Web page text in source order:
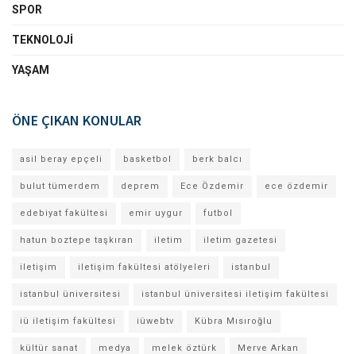
SPOR
TEKNOLOJI
YAŞAM
ÖNE ÇIKAN KONULAR
asil beray epçeli basketbol berk balcı
bulut tümerdem deprem Ece Özdemir ece özdemir
edebiyat fakültesi emir uygur futbol
hatun boztepe taşkıran iletim iletim gazetesi
iletişim iletişim fakültesi atölyeleri istanbul
istanbul üniversitesi istanbul üniversitesi iletişim fakültesi
iü iletişim fakültesi iüwebtv Kübra Mısıroğlu
kültür sanat medya melek öztürk Merve Arkan